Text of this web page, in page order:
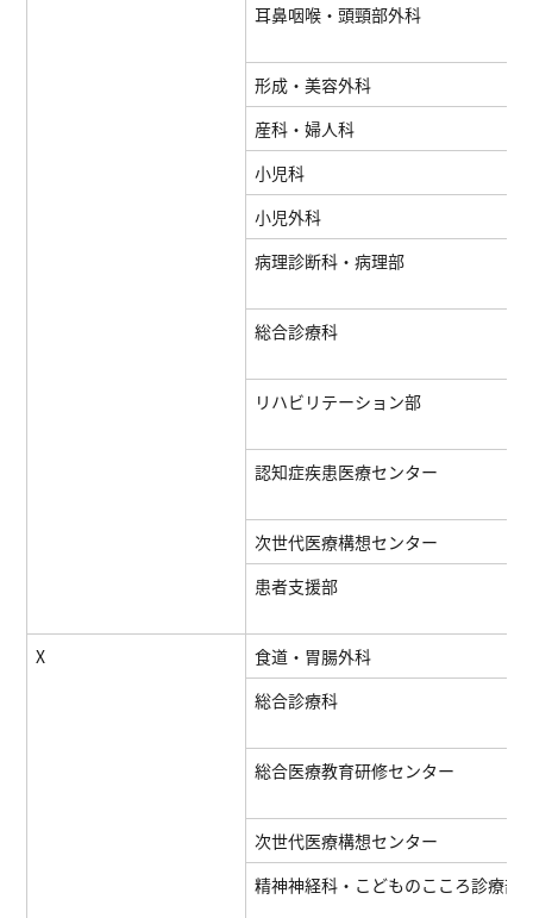
耳鼻咽喉・頭頸部外科
形成・美容外科
産科・婦人科
小児科
小児外科
病理診断科・病理部
総合診療科
リハビリテーション部
認知症疾患医療センター
次世代医療構想センター
患者支援部
X
食道・胃腸外科
総合診療科
総合医療教育研修センター
次世代医療構想センター
精神神経科・こどものこころ診療部